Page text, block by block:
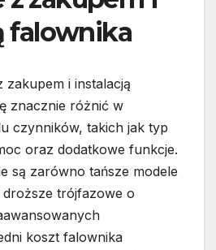
falownika
zakupem i instalacją
znacznie różnić w
czynników, takich jak typ
oraz dodatkowe funkcje.
są zarówno tańsze modele
trójfazowe o
koszt falownika